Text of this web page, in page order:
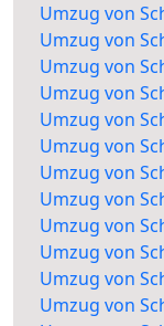
Umzug von
Umzug von
Umzug von
Umzug von
Umzug von
Umzug von
Umzug von
Umzug von
Umzug von
Umzug von
Umzug von
Umzug von